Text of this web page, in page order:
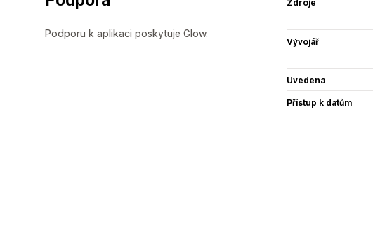
Podporu k aplikaci poskytuje Glow.
Zdroje
Vývojář
Uvedena
Přístup k datům